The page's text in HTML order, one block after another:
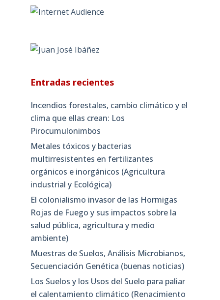
Entradas recientes
Incendios forestales, cambio climático y el
clima que ellas crean: Los
Pirocumulonimbos
Metales tóxicos y bacterias
multirresistentes en fertilizantes
orgánicos e inorgánicos (Agricultura
industrial y Ecológica)
El colonialismo invasor de las Hormigas
Rojas de Fuego y sus impactos sobre la
salud pública, agricultura y medio
ambiente)
Muestras de Suelos, Análisis Microbianos,
Secuenciación Genética (buenas noticias)
Los Suelos y los Usos del Suelo para paliar
el calentamiento climático (Renacimiento